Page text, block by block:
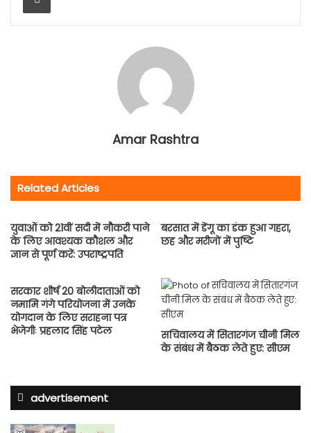
Amar Rashtra
Related Articles
युवाओं को 21वीं सदी में नौकरी पाने
के लिए आवश्यक कौशल और
ज्ञान से पूर्ण करें: उपराष्ट्रपति
बरसात में डेंगू का डंक हुआ गहरा,
छह और मरीजों में पुष्टि
सरकार शीर्ष 20 बोलीदाताओं को
नमामि गंगे परियोजना में उनके
योगदान के लिए सराहना पत्र
भेजेगीः प्रहलाद सिंह पटेल
सचिवालय में सितारगंज चीनी मिल
के संबंध में बैठक लेते हुए: सीएम
advertisement